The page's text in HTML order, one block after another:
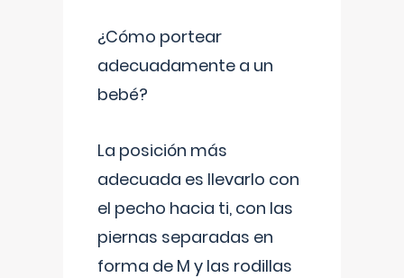
¿Cómo portear
adecuadamente a un
bebé?
La posición más
adecuada es llevarlo con
el pecho hacia ti, con las
piernas separadas en
forma de M y las rodillas